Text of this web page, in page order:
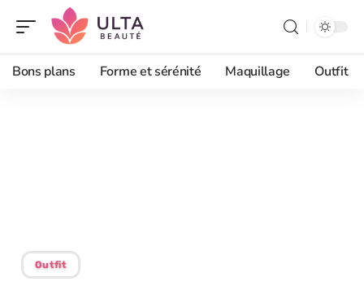
Bons plans Forme et sérénité Maquillage Outfit
Outfit